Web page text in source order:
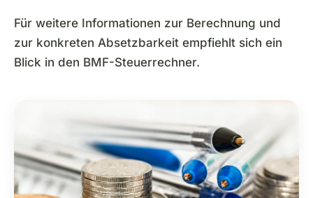
Für weitere Informationen zur Berechnung und
zur konkreten Absetzbarkeit empfiehlt sich ein
Blick in den BMF-Steuerrechner.